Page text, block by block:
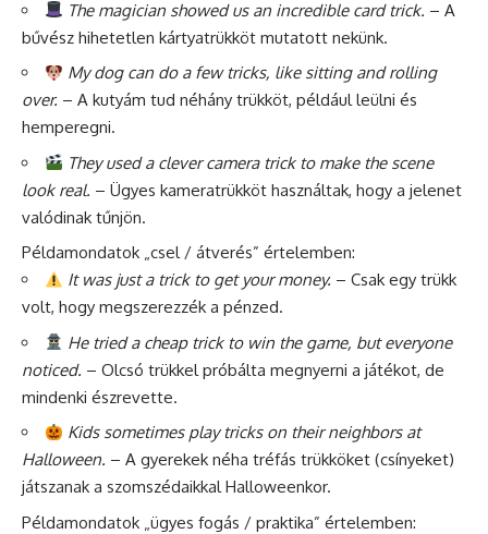
The magician showed us an incredible card trick. – A
bűvész hihetetlen kártyatrükköt mutatott nekünk.
My dog can do a few tricks, like sitting and rolling
over. – A kutyám tud néhány trükköt, például leülni és
hemperegni.
They used a clever camera trick to make the scene
look real. – Ügyes kameratrükköt használtak, hogy a jelenet
valódinak tűnjön.
Példamondatok „csel / átverés” értelemben:
It was just a trick to get your money. – Csak egy trükk
volt, hogy megszerezzék a pénzed.
He tried a cheap trick to win the game, but everyone
noticed. – Olcsó trükkel próbálta megnyerni a játékot, de
mindenki észrevette.
Kids sometimes play tricks on their neighbors at
Halloween. – A gyerekek néha tréfás trükköket (csínyeket)
játszanak a szomszédaikkal Halloweenkor.
Példamondatok „ügyes fogás / praktika” értelemben: